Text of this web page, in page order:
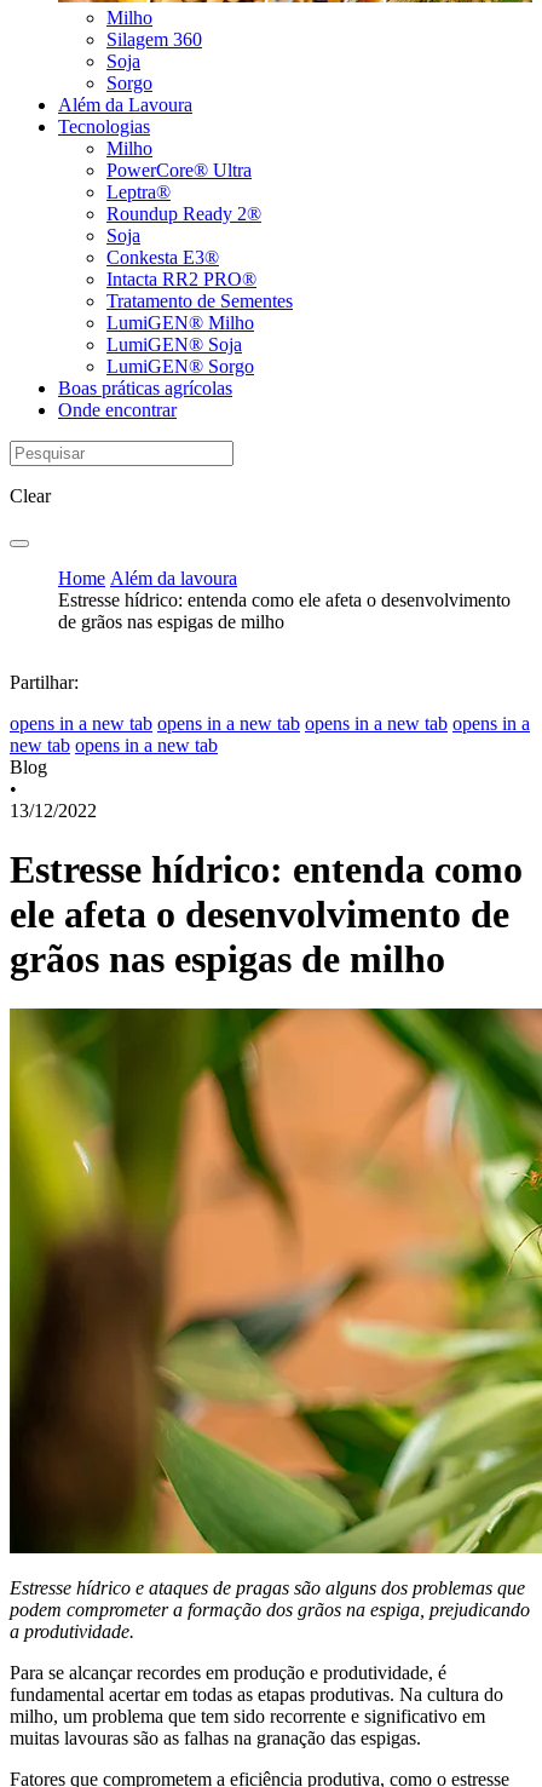
Milho
Silagem 360
Soja
Sorgo
Além da Lavoura
Tecnologias
Milho
PowerCore® Ultra
Leptra®
Roundup Ready 2®
Soja
Conkesta E3®
Intacta RR2 PRO®
Tratamento de Sementes
LumiGEN® Milho
LumiGEN® Soja
LumiGEN® Sorgo
Boas práticas agrícolas
Onde encontrar
Clear
Home Além da lavoura
Estresse hídrico: entenda como ele afeta o desenvolvimento
de grãos nas espigas de milho
Partilhar:
opens in a new tab opens in a new tab opens in a new tab opens in a
new tab opens in a new tab
Blog
•
13/12/2022
Estresse hídrico: entenda como
ele afeta o desenvolvimento de
grãos nas espigas de milho
Estresse hídrico e ataques de pragas são alguns dos problemas que
podem comprometer a formação dos grãos na espiga, prejudicando
a produtividade.
Para se alcançar recordes em produção e produtividade, é
fundamental acertar em todas as etapas produtivas. Na cultura do
milho, um problema que tem sido recorrente e significativo em
muitas lavouras são as falhas na granação das espigas.
Fatores que comprometem a eficiência produtiva, como o estresse